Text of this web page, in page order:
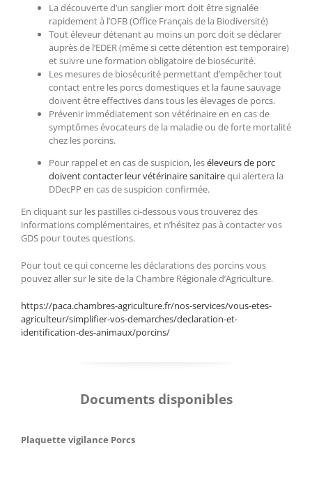
La découverte d’un sanglier mort doit être signalée
rapidement à l’OFB (Office Français de la Biodiversité)
Tout éleveur détenant au moins un porc doit se déclarer
auprès de l’EDER (même si cette détention est temporaire)
et suivre une formation obligatoire de biosécurité.
Les mesures de biosécurité permettant d’empêcher tout
contact entre les porcs domestiques et la faune sauvage
doivent être effectives dans tous les élevages de porcs.
Prévenir immédiatement son vétérinaire en en cas de
symptômes évocateurs de la maladie ou de forte mortalité
chez les porcins.
Pour rappel et en cas de suspicion, leséleveurs de porc
doivent contacter leur vétérinaire sanitairequi alertera la
DDecPP en cas de suspicion confirmée.
En cliquant sur les pastilles ci-dessous vous trouverez des
informations complémentaires, et n’hésitez pas à contacter vos
GDS pour toutes questions.
Pour tout ce qui concerne les déclarations des porcins vous
pouvez aller sur le site de la Chambre Régionale d’Agriculture.
https://paca.chambres-agriculture.fr/nos-services/vous-etes-
agriculteur/simplifier-vos-demarches/declaration-et-
identification-des-animaux/porcins/
Documents disponibles
Plaquette vigilance Porcs